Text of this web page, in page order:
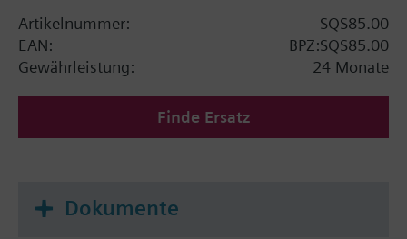
Artikelnummer:
SQS85.00
EAN:
BPZ:SQS85.00
Gewährleistung:
24 Monate
Finde Ersatz
Dokumente